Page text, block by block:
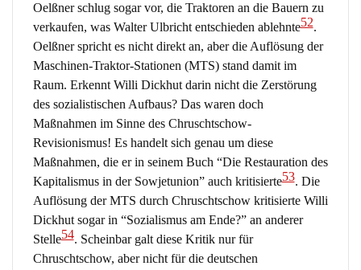
Oelßner schlug sogar vor, die Traktoren an die Bauern zu
verkaufen, was Walter Ulbricht entschieden ablehnte52.
Oelßner spricht es nicht direkt an, aber die Auflösung der
Maschinen-Traktor-Stationen (MTS) stand damit im
Raum. Erkennt Willi Dickhut darin nicht die Zerstörung
des sozialistischen Aufbaus? Das waren doch
Maßnahmen im Sinne des Chruschtschow-
Revisionismus! Es handelt sich genau um diese
Maßnahmen, die er in seinem Buch “Die Restauration des
Kapitalismus in der Sowjetunion” auch kritisierte53. Die
Auflösung der MTS durch Chruschtschow kritisierte Willi
Dickhut sogar in “Sozialismus am Ende?” an anderer
Stelle54. Scheinbar galt diese Kritik nur für
Chruschtschow, aber nicht für die deutschen